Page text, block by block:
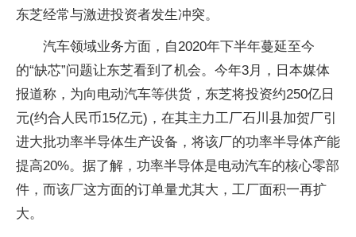
东芝经常与激进投资者发生冲突。
汽车领域业务方面，自2020年下半年蔓延至今
的“缺芯”问题让东芝看到了机会。今年3月，日本媒体
报道称，为向电动汽车等供货，东芝将投资约250亿日
元(约合人民币15亿元)，在其主力工厂石川县加贺厂引
进大批功率半导体生产设备，将该厂的功率半导体产能
提高20%。据了解，功率半导体是电动汽车的核心零部
件，而该厂这方面的订单量尤其大，工厂面积一再扩
大。